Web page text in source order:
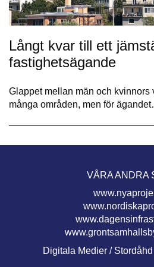
Långt kvar till ett
fastighetsägande
Glappet mellan män och kvinnors
många områden, men för
VÅRA ANDRA
Digitala Medier /